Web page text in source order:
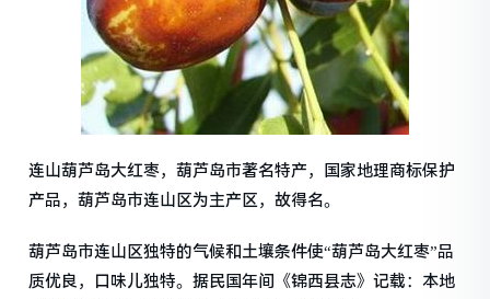
连山葫芦岛大红枣，葫芦岛市著名特产，国家地理商标保护
产品，葫芦岛市连山区为主产区，故得名。
葫芦岛市连山区独特的气候和土壤条件使“葫芦岛大红枣”品
质优良，口味儿独特。据民国年间《锦西县志》记载：本地